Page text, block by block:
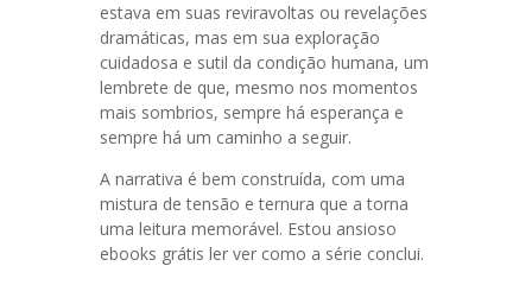
estava em suas reviravoltas ou revelações
dramáticas, mas em sua exploração
cuidadosa e sutil da condição humana, um
lembrete de que, mesmo nos momentos
mais sombrios, sempre há esperança e
sempre há um caminho a seguir.
A narrativa é bem construída, com uma
mistura de tensão e ternura que a torna
uma leitura memorável. Estou ansioso
ebooks grátis ler ver como a série conclui.